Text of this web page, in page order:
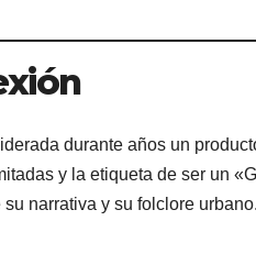
durante años un
y la etiqueta de ser un
narrativa y su folclore urbano.